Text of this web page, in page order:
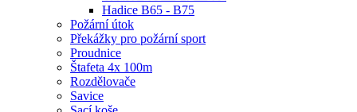
Hadice B65 - B75
Požární útok
Překážky pro požární sport
Proudnice
Štafeta 4x 100m
Rozdělovače
Savice